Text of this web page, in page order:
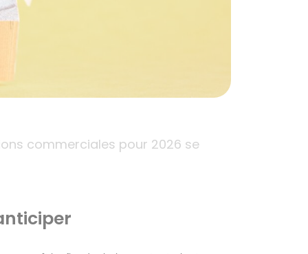
commerciales pour 2026 se